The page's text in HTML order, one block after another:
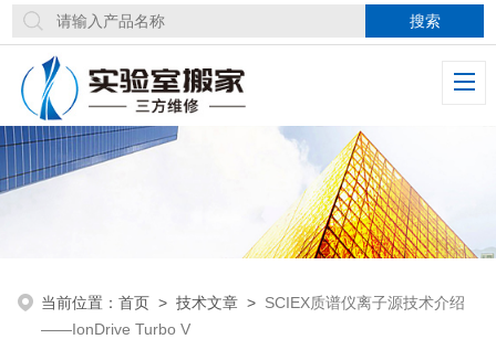
当前位置：首页 >技术文章 > SCIEX质谱仪离子源技术介绍
——IonDrive Turbo V